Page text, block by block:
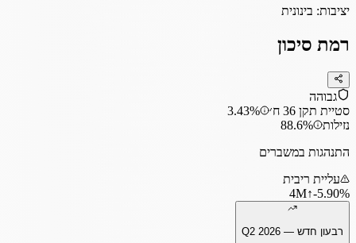
יציבות: בינונית
רמת סיכון
גבוהה
סטיית תקן 36 ח׳
3.43%
נזילות
88.6%
התנהגות במשברים
עליית ריבית
‎-5.90%
↑
4M
רבעון חדש — Q2 2026